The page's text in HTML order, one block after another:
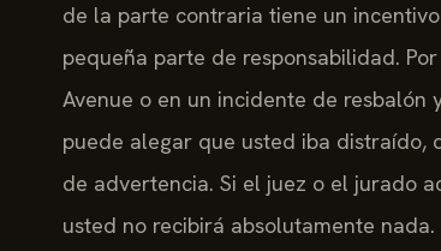
de la parte contraria tiene un
pequeña parte de responsabilidad.
Avenue o en un incidente de
puede alegar que usted iba distraído,
de advertencia. Si el juez o el jurado
usted no recibirá absolutamente nada.